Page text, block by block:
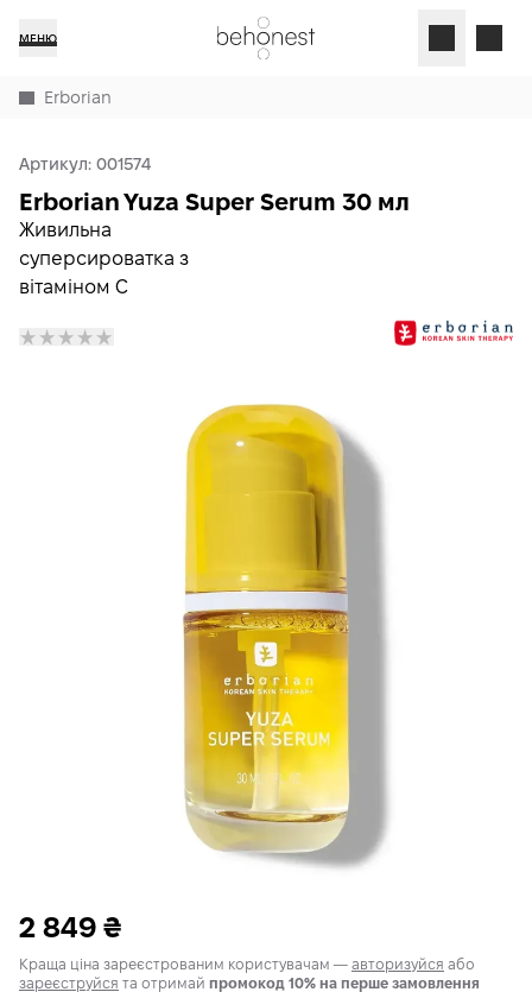
МЕНЮ
Erborian
Артикул: 001574
Живильна
суперсироватка з
вітаміном C
Erborian Yuza Super Serum 30 мл
2 849 ₴
Краща ціна зареєстрованим користувачам — авторизуйся або
зареєструйся та отримай промокод 10% на перше замовлення